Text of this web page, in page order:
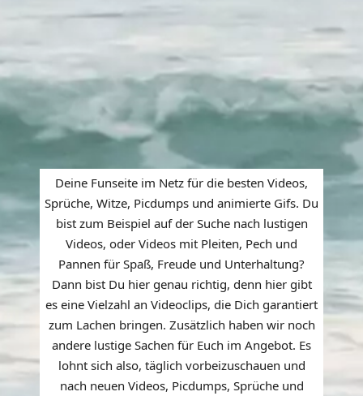
Deine Funseite im Netz für die besten Videos,
Sprüche, Witze, Picdumps und animierte Gifs. Du
bist zum Beispiel auf der Suche nach lustigen
Videos, oder Videos mit Pleiten, Pech und
Pannen für Spaß, Freude und Unterhaltung?
Dann bist Du hier genau richtig, denn hier gibt
es eine Vielzahl an Videoclips, die Dich garantiert
zum Lachen bringen. Zusätzlich haben wir noch
andere lustige Sachen für Euch im Angebot. Es
lohnt sich also, täglich vorbeizuschauen und
nach neuen Videos, Picdumps, Sprüche und